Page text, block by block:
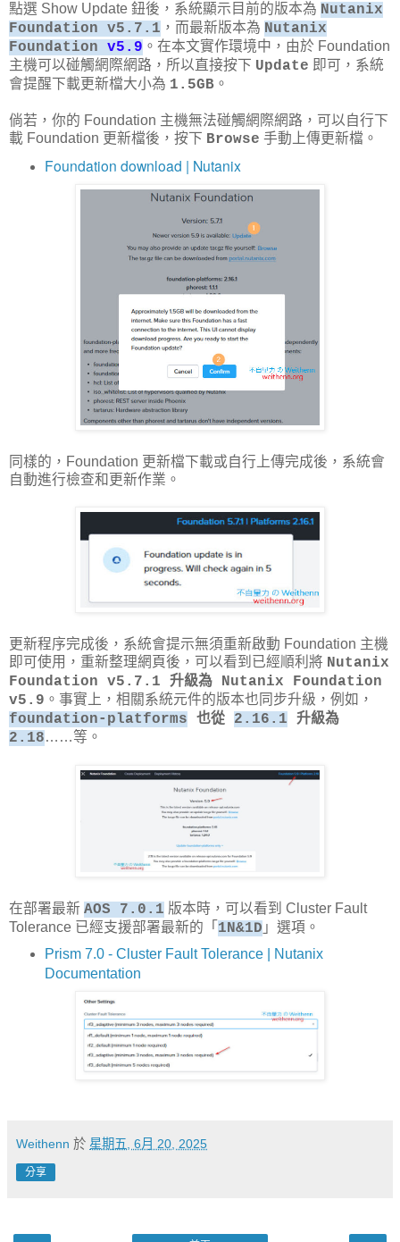
點選 Show Update 鈕後，系統顯示目前的版本為 Nutanix
Foundation v5.7.1 ，而最新版本為 Nutanix
Foundation v5.9 。在本文實作環境中，由於 Foundation
主機可以碰觸網際網路，所以直接按下 Update 即可，系統
會提醒下載更新檔大小為 1.5GB 。
倘若，你的 Foundation 主機無法碰觸網際網路，可以自行下
載 Foundation 更新檔後，按下 Browse 手動上傳更新檔。
Foundation download | Nutanix
同樣的，Foundation 更新檔下載或自行上傳完成後，系統會
自動進行檢查和更新作業。
更新程序完成後，系統會提示無須重新啟動 Foundation 主機
即可使用，重新整理網頁後，可以看到已經順利將 Nutanix
Foundation v5.7.1 升級為 Nutanix Foundation
v5.9 。事實上，相關系統元件的版本也同步升級，例如，
foundation-platforms 也從 2.16.1 升級為
2.18……等。
在部署最新 AOS 7.0.1 版本時，可以看到 Cluster Fault
Tolerance 已經支援部署最新的「 1N&1D 」選項。
Prism 7.0 - Cluster Fault Tolerance | Nutanix
Documentation
Weithenn 於 星期五, 6月 20, 2025
分享